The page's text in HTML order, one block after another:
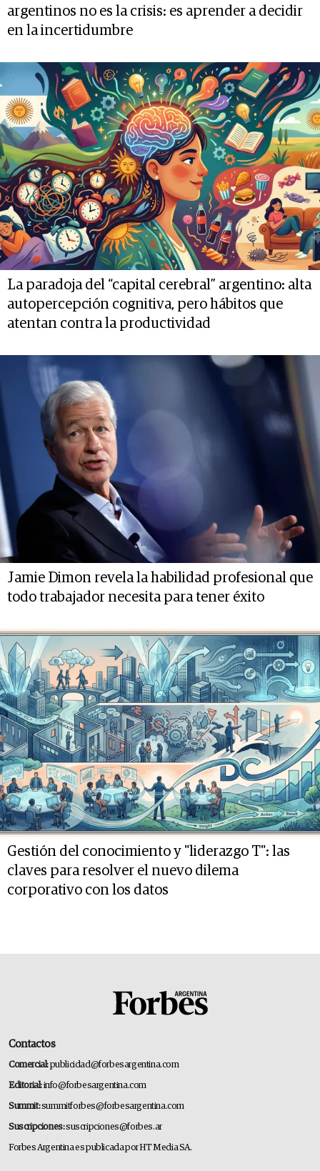
argentinos no es la crisis: es aprender a decidir
en la incertidumbre
La paradoja del “capital cerebral” argentino: alta
autopercepción cognitiva, pero hábitos que
atentan contra la productividad
Jamie Dimon revela la habilidad profesional que
todo trabajador necesita para tener éxito
Gestión del conocimiento y "liderazgo T": las
claves para resolver el nuevo dilema
corporativo con los datos
Contactos
Comercial:publicidad@forbesargentina.com
Editorial:info@forbesargentina.com
Summit:summitforbes@forbesargentina.com
Suscripciones:suscripciones@forbes.ar
Forbes Argentina es publicada por HT Media SA.